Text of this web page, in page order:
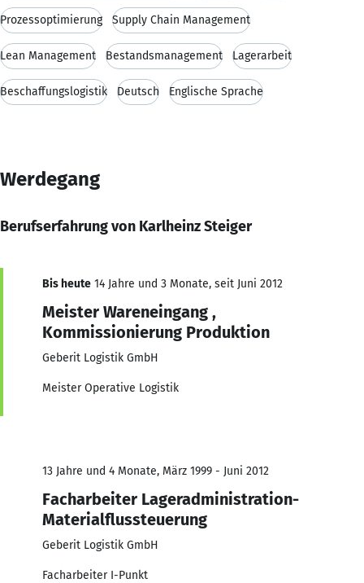
Prozessoptimierung Supply Chain Management
Lean Management Bestandsmanagement Lagerarbeit
Beschaffungslogistik Deutsch Englische Sprache
Werdegang
Berufserfahrung von Karlheinz Steiger
Bis heute 14 Jahre und 3 Monate, seit Juni 2012
Meister Wareneingang ,
Kommissionierung Produktion
Geberit Logistik GmbH
Meister Operative Logistik
13 Jahre und 4 Monate, März 1999 - Juni 2012
Facharbeiter Lageradministration-
Materialflussteuerung
Geberit Logistik GmbH
Facharbeiter I-Punkt